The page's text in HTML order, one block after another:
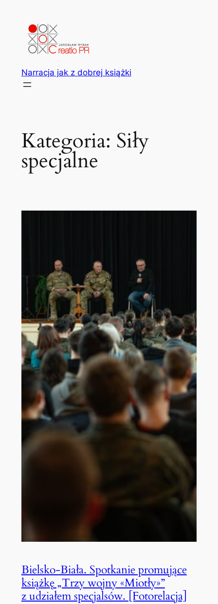
Narracja jak z dobrej książki
Kategoria: Siły
specjalne
Bielsko-Biała. Spotkanie promujące
książkę „Trzy wojny «Miotły»”
z udziałem specjalsów. [Fotorelacja]